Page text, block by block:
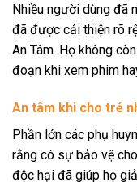
Nhiều người dùng đã
đã được cải thiện rõ
An Tâm. Họ không
đoạn khi xem phim
An tâm khi cho trẻ
Phần lớn các phụ
rằng có sự bảo vệ
độc hại đã giúp họ